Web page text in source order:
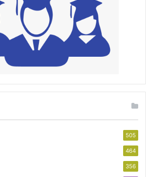
505
464
356